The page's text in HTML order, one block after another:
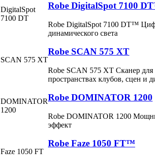
DigitalSpot
7100 DT
Robe DigitalSpot 7100
Robe DigitalSpot 7100 DT™
динамического света
SCAN 575 XT
Robe SCAN 575 XT
Robe SCAN 575 XT Сканер
пространствах клубов, сцен и
DOMINATOR
1200
Robe DOMINATOR 1200
Robe DOMINATOR 1200
эффект
Faze 1050 FT
Robe Faze 1050 FT™